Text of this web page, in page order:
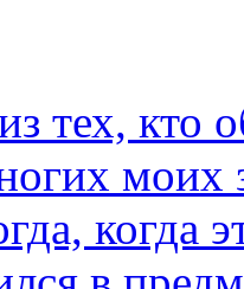
тех, кто
моих
когда